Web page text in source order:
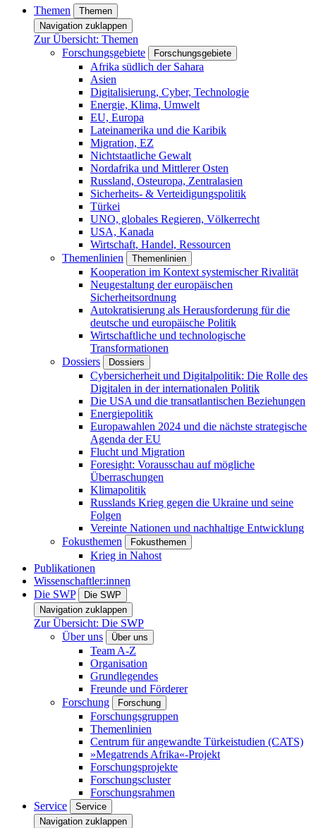
Themen
Themen
Navigation zuklappen
Zur Übersicht: Themen
Forschungsgebiete
Forschungsgebiete
Afrika südlich der Sahara
Asien
Digitalisierung, Cyber, Technologie
Energie, Klima, Umwelt
EU, Europa
Lateinamerika und die Karibik
Migration, EZ
Nichtstaatliche Gewalt
Nordafrika und Mittlerer Osten
Russland, Osteuropa, Zentralasien
Sicherheits- & Verteidigungspolitik
Türkei
UNO, globales Regieren, Völkerrecht
USA, Kanada
Wirtschaft, Handel, Ressourcen
Themenlinien
Themenlinien
Kooperation im Kontext systemischer Rivalität
Neugestaltung der europäischen
Sicherheitsordnung
Autokratisierung als Herausforderung für die
deutsche und europäische Politik
Wirtschaftliche und technologische
Transformationen
Dossiers
Dossiers
Cybersicherheit und Digitalpolitik: Die Rolle des
Digitalen in der internationalen Politik
Die USA und die transatlantischen Beziehungen
Energiepolitik
Europawahlen 2024 und die nächste strategische
Agenda der EU
Flucht und Migration
Foresight: Vorausschau auf mögliche
Überraschungen
Klimapolitik
Russlands Krieg gegen die Ukraine und seine
Folgen
Vereinte Nationen und nachhaltige Entwicklung
Fokusthemen
Fokusthemen
Krieg in Nahost
Publikationen
Wissenschaftler:innen
Die SWP
Die SWP
Navigation zuklappen
Zur Übersicht: Die SWP
Über uns
Über uns
Team A-Z
Organisation
Grundlegendes
Freunde und Förderer
Forschung
Forschung
Forschungsgruppen
Themenlinien
Centrum für angewandte Türkeistudien (CATS)
»Megatrends Afrika«-Projekt
Forschungsprojekte
Forschungscluster
Forschungsrahmen
Service
Service
Navigation zuklappen